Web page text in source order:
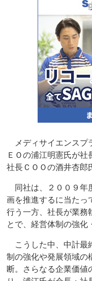
メディサイエンスプ
ＥＯの浦江明憲氏が
社長ＣＯＯの酒井杏郎
同社は、２００９年
画を推進するに当たっ
行う一方、社長が業務
とで、経営体制の強化
こうした中、中計最
制の強化や発展領域の
断。さらなる企業価値